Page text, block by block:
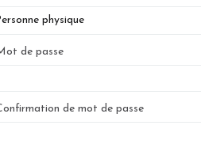
de passe
de mot de passe